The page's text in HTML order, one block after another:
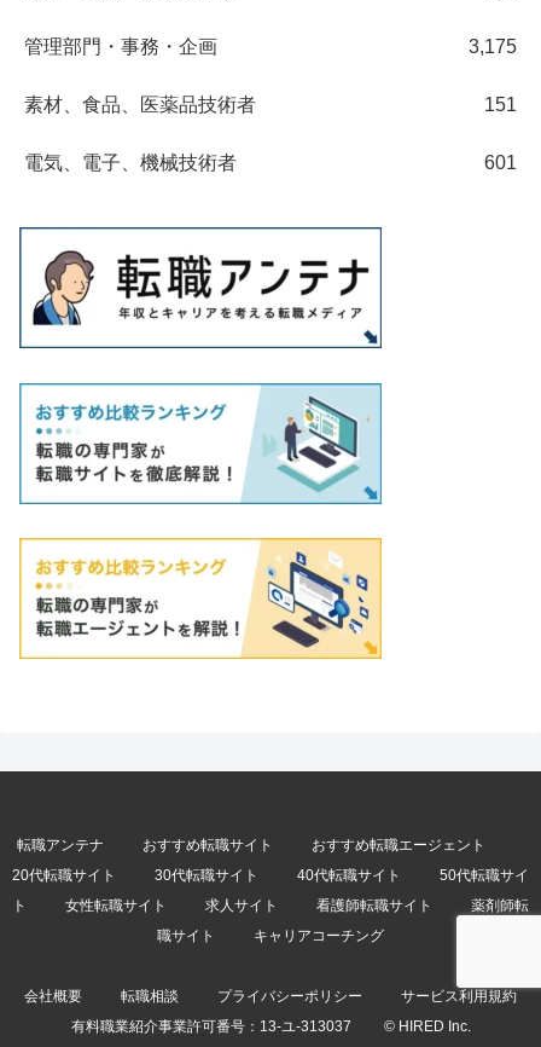
管理部門・事務・企画 3,175
素材、食品、医薬品技術者 151
電気、電子、機械技術者 601
転職アンテナ おすすめ転職サイト
おすすめ転職エージェント
20代転職サイト
30代転職サイト 40代転職サイト
50代転職サイ
ト
女性転職サイト 求人サイト 看護師転職サイト
薬剤師転
職サイト
キャリアコーチング
会社概要 転職相談 プライバシーポリシー
サービス利用規約
有料職業紹介事業許可番号： 13-ユ-313037 © HIRED Inc.